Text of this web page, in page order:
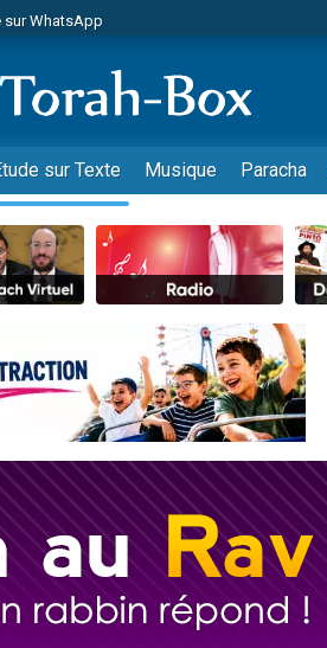
sur WhatsApp
pour 5 jours de vacances aux Orphelins
pour Diane, 80 ans, dans un appartement
bénédiction
sur WhatsApp
pour Sauvez la jambe de Yohan
sur Zoom
WhatsApp
sur WhatsApp
sur WhatsApp
Music
pour Tsédaka : pauvres d'Israel
n°104 : Le Chabbath et le Birkat
sur Texte Musique Paracha